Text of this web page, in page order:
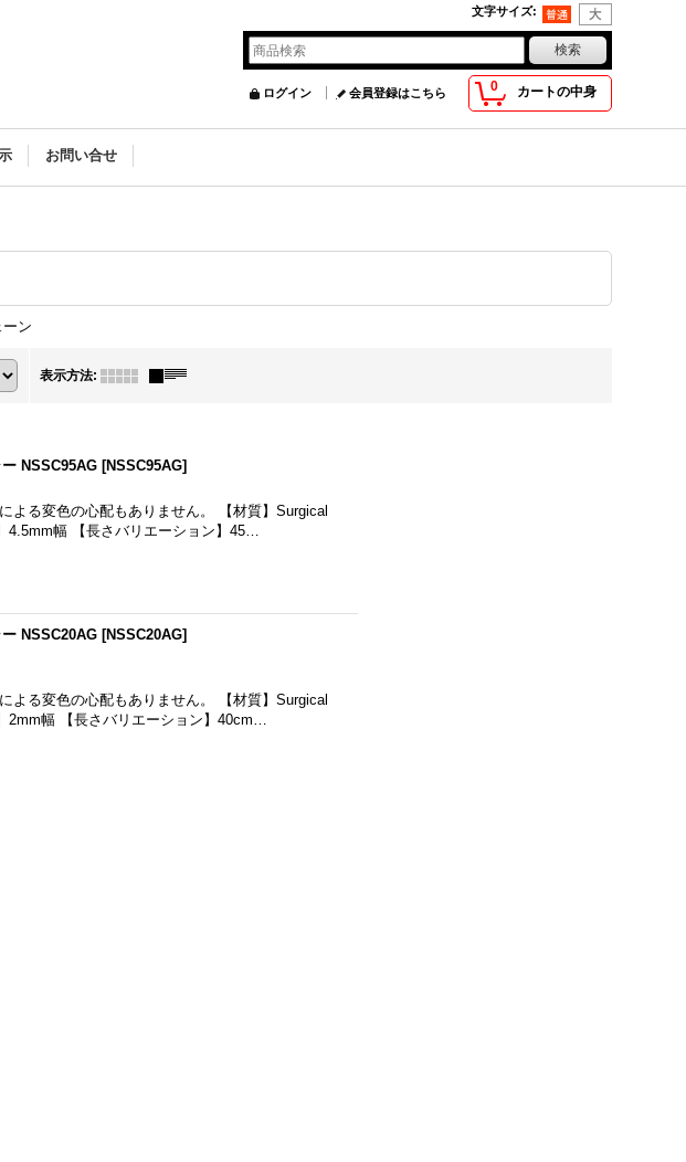
文字サイズ:
0 カートの中身
ログイン 会員登録はこちら
お問い合せ
ン
表示方法:
NSSC95AG [NSSC95AG]
よる変色の心配もありません。 【材質】Surgical
4.5mm幅 【長さバリエーション】45…
NSSC20AG [NSSC20AG]
よる変色の心配もありません。 【材質】Surgical
2mm幅 【長さバリエーション】40cm…